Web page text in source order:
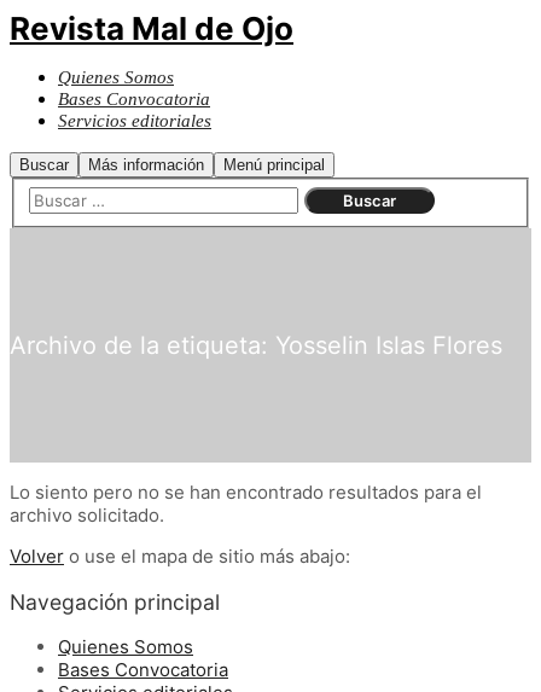
Revista Mal de Ojo
Quienes Somos
Bases Convocatoria
Servicios editoriales
Buscar Más información Menú principal
Archivo de la etiqueta: Yosselin Islas Flores
Lo siento pero no se han encontrado resultados para el
archivo solicitado.
Volver o use el mapa de sitio más abajo:
Navegación principal
Quienes Somos
Bases Convocatoria